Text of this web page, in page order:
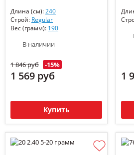
Длина (см):240
Строй: Regular
Вес (грамм): 190
В наличии
1 846 руб -15%
1 569 руб
Купить
1